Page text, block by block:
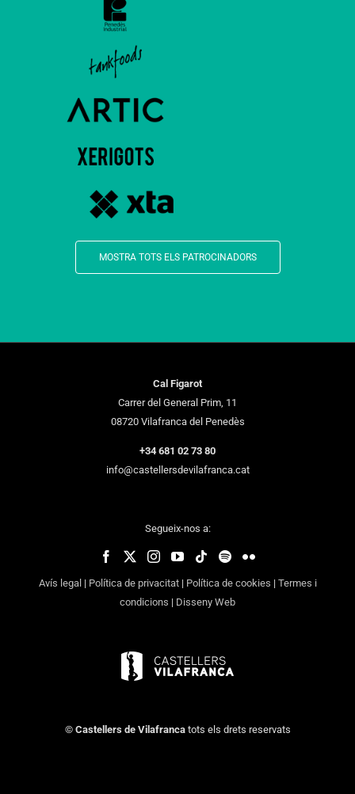
MOSTRA TOTS ELS PATROCINADORS
Cal Figarot
Carrer del General Prim, 11
08720 Vilafranca del Penedès
+34 681 02 73 80
info@castellersdevilafranca.cat
Segueix-nos a:
Avís legal | Política de privacitat| Política de cookies | Termes i
condicions | Disseny Web
© Castellers de Vilafrancatots els drets reservats